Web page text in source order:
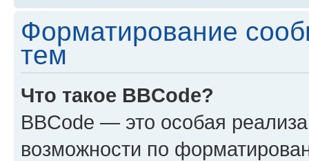
Форматирование
тем
Что такое BBCode?
BBCode — это особая
возможности по